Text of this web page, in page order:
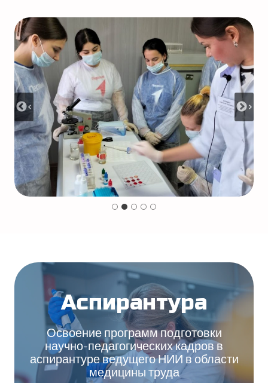
Аспирантура
Освоение программ подготовки
научно-педагогических кадров в
аспирантуре ведущего НИИ в области
медицины труда